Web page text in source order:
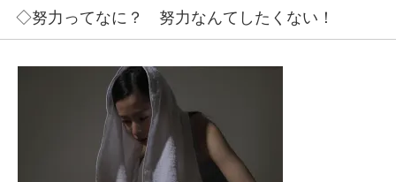
◇努力ってなに？ 努力なんてしたくない！